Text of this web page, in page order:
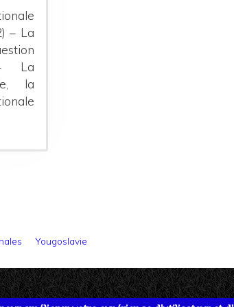
– La
– La
la
Yougoslavie